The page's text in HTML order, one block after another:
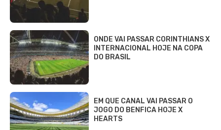
ONDE VAI PASSAR CORINTHIANS X
INTERNACIONAL HOJE NA COPA
DO BRASIL
EM QUE CANAL VAI PASSAR O
JOGO DO BENFICA HOJE X
HEARTS